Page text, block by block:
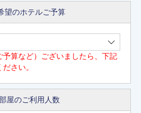
望のホテルご予算
算など）ございましたら、下記
さい。
屋のご利用人数